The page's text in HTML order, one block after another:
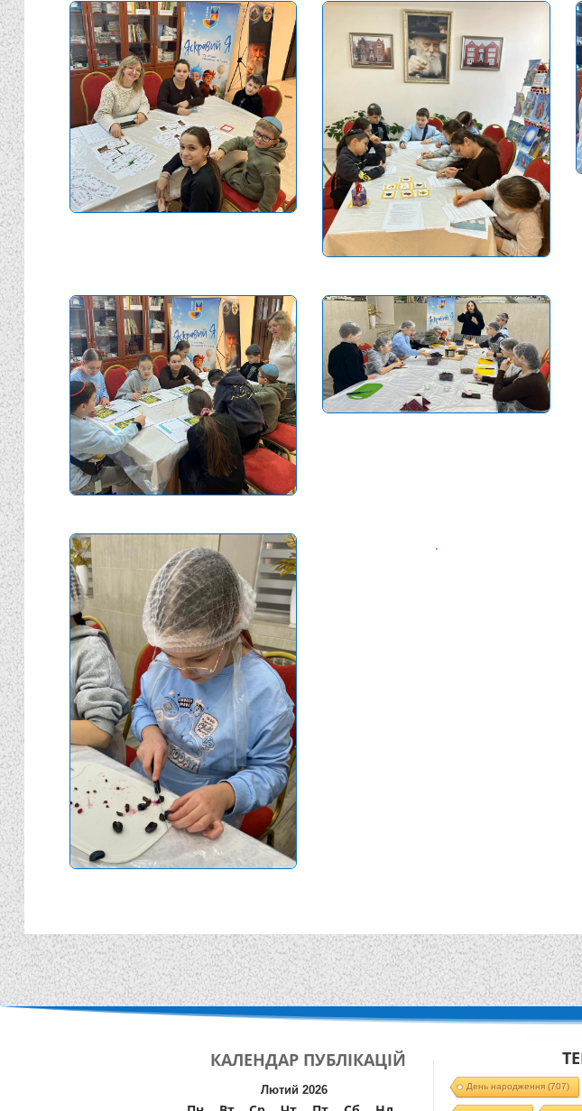
КАЛЕНДАР ПУБЛІКАЦІЙ
Лютий 2026 День народження(707)